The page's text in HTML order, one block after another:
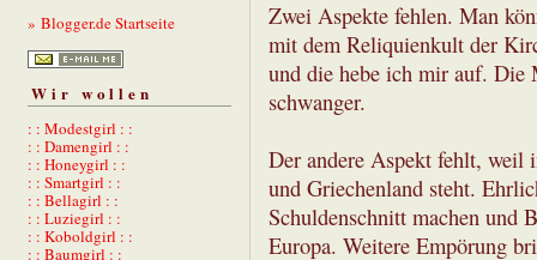
» Blogger.de Startseite
Wir wollen
: : Modestgirl : :
: : Damengirl : :
: : Honeygirl : :
: : Smartgirl : :
: : Bellagirl : :
: : Luziegirl : :
: : Koboldgirl : :
: : Baumgirl : :
Zwei Aspekte fehlen. Man
mit dem Reliquienkult der
und die hebe ich mir auf. Die
schwanger.
Der andere Aspekt fehlt, weil
und Griechenland steht.
Schuldenschnitt machen und
Europa. Weitere Empörung